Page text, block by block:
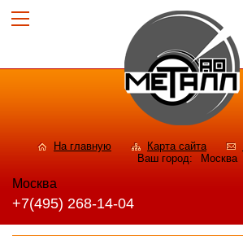
На главную Карта сайта
Ваш город:
Москва
Москва
+7(495) 268-14-04